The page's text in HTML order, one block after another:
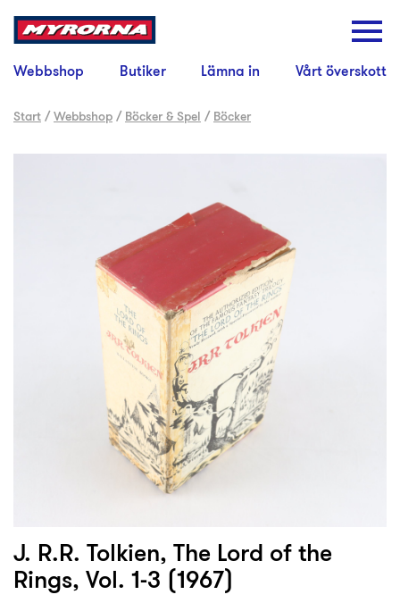
Webbshop Butiker Lämna in Vårt överskott
Start /Webbshop / Böcker & Spel / Böcker
J. R.R. Tolkien, The Lord of the
Rings, Vol. 1-3 (1967)